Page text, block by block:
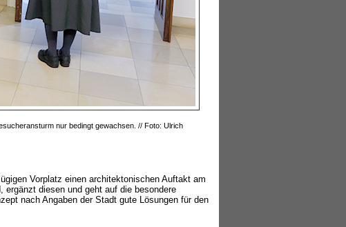
nur bedingt gewachsen. // Foto: Ulrich
Vorplatz einen architektonischen Auftakt am
ergänzt diesen und geht auf die besondere
nach Angaben der Stadt gute Lösungen für den